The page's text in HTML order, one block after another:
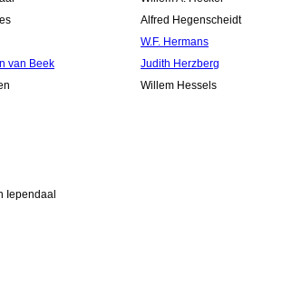
Alfred Hegenscheidt
W.F. Hermans
van Beek
Judith Herzberg
Willem Hessels
Iependaal